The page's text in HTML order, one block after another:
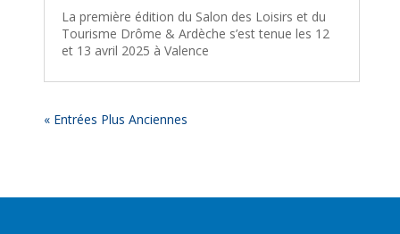
La première édition du Salon des Loisirs et du
Tourisme Drôme & Ardèche s’est tenue les 12
et 13 avril 2025 à Valence
« Entrées Plus Anciennes